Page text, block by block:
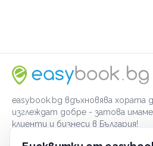
easybook.bg вдъхновява хората
изглеждат добре - затова
клиенти и бизнеси в България!